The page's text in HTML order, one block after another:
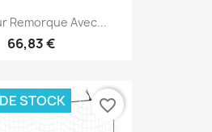
Remorque Avec...
66,83 €
STOCK favorite_border